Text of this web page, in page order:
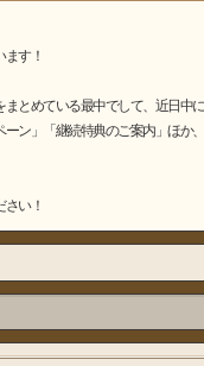
す！
とめている最中でして、近日中
ーン」「継続特典のご案内」ほか
さい！